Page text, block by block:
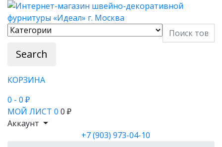
Search
КОРЗИНА
0 - 0 ₽
МОЙ ЛИСТ 0 0 ₽
Аккаунт
+7 (903) 973-04-10